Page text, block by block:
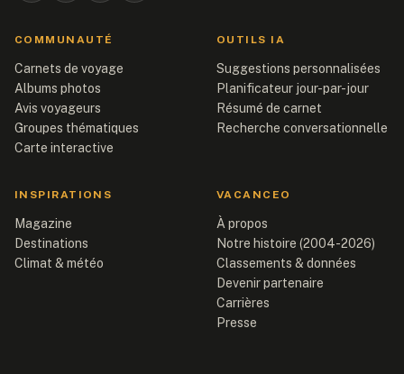
COMMUNAUTÉ
Carnets de voyage
Albums photos
Avis voyageurs
Groupes thématiques
Carte interactive
OUTILS IA
Suggestions personnalisées
Planificateur jour-par-jour
Résumé de carnet
Recherche conversationnelle
INSPIRATIONS
Magazine
Destinations
Climat & météo
VACANCEO
À propos
Notre histoire (2004-2026)
Classements & données
Devenir partenaire
Carrières
Presse